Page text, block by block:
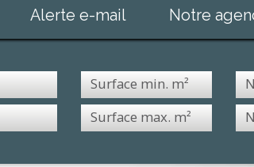
Alerte e-mail Notre